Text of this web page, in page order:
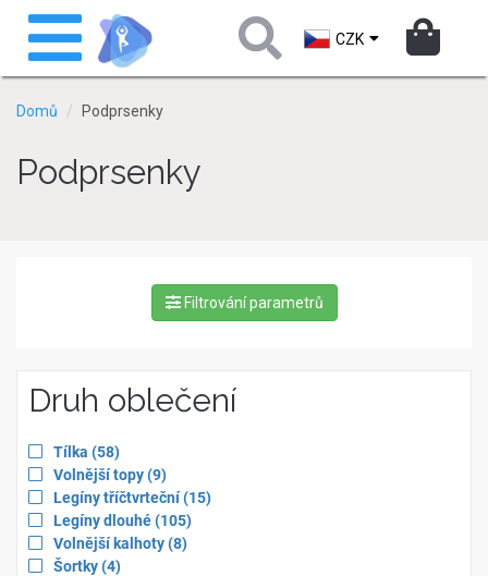
Přejít
hlavnímu
obsahu
Toggle
navigation
CZK
Domů Podprsenky
Podprsenky
Filtrování parametrů
Druh oblečení
Apply
filter
for
Tílka (58items
)
Apply
filter
for
Volnější topy(9items
)
Apply
filter
for
Legíny tříčtvrteční(15items
)
Apply
filter
for
Legíny dlouhé(105items
)
Apply
filter
Volnější kalhoty(8items
)
Apply
Šortky(4items
)